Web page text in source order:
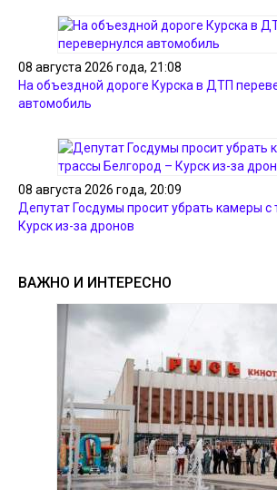
08 августа 2026 года, 21:08
На объездной дороге Курска в ДТП
автомобиль
08 августа 2026 года, 20:09
Депутат Госдумы просит убрать камеры с
Курск из-за дронов
ВАЖНО И ИНТЕРЕСНО